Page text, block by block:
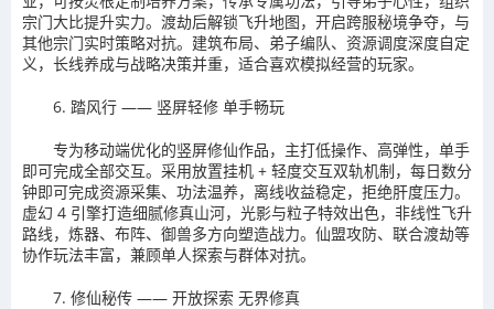
宗门大比提升实力。渡劫后解锁飞升地图，开启跨服秘境争夺，与
其他宗门实时策略对抗。建筑布局、弟子编队、资源调度深度自定
义，长线养成与战略决策并重，适合喜欢模拟经营的玩家。
6. 踏风行 —— 竖屏轻修 单手畅玩
专为移动端优化的竖屏修仙作品，主打低操作、高弹性，单手
即可完成全部交互。采用放置挂机 + 轻度交互双轨机制，每日数分
钟即可完成资源采集、功法温养，离线收益稳定，拒绝肝度压力。
虚幻 4 引擎打造细腻修真山河，光影与粒子特效出色，非线性飞升
路线，炼器、布阵、御兽多方向塑造战力。仙盟攻防、联合渡劫等
协作玩法丰富，兼顾单人探索与群体对抗。
7. 修仙秘传 —— 开放探索 无界修真